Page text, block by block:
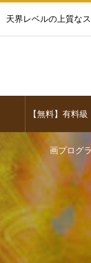
天界レベルの上質な
【無料】有料
画プログ